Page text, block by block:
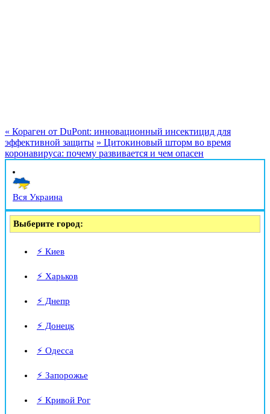
« Кораген от DuPont: инновационный инсектицид для
эффективной защиты » Цитокиновый шторм во время
коронавируса: почему развивается и чем опасен
Вся Украина
Выберите город:
⚡ Киев
⚡ Харьков
⚡ Днепр
⚡ Донецк
⚡ Одесса
⚡ Запорожье
⚡ Кривой Рог